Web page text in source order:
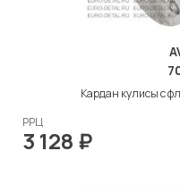
Кардан кулисы с
РРЦ
3 128 ₽